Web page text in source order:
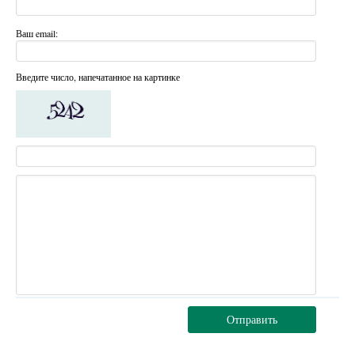
Ваш email:
Введите число, напечатанное на картинке
Отправить